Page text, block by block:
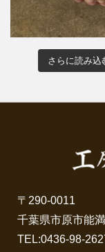
さらに読み込
〒290-0011
千葉県市原市能
TEL:0436-98-